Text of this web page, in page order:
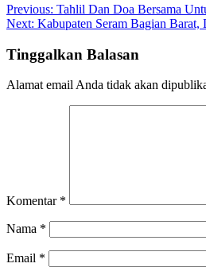
Navigasi
pos
Previous: Tahlil Dan Doa Bersama
Next: Kabupaten Seram Bagian Barat,
Tinggalkan Balasan
Alamat email Anda tidak akan
Komentar *
Nama *
Email *